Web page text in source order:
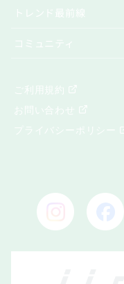
トレンド最前線
コミュニティ
ご利用規約
お問い合わせ
プライバシーポリシー